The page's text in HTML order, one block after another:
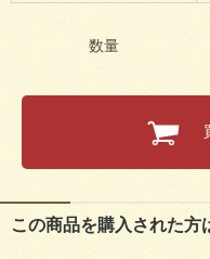
数量
この商品を購入された方